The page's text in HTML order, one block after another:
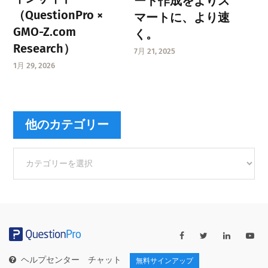
（QuestionPro ×
GMO-Z.com
Research）
1月 29, 2026
マートに、より速
く。
7月 21, 2025
他のカテゴリー
カ
ー
ヘルプセンター チャット 無料サインアップ